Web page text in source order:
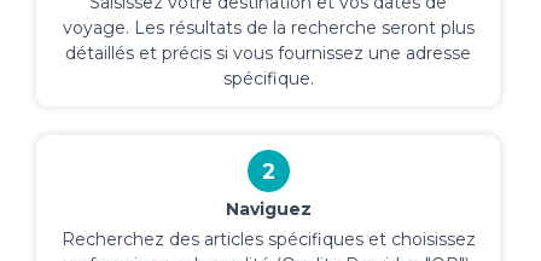
voyage. Les résultats de la recherche seront plus
détaillés et précis si vous fournissez une adresse
spécifique.
2
Naviguez
Recherchez des articles spécifiques et choisissez